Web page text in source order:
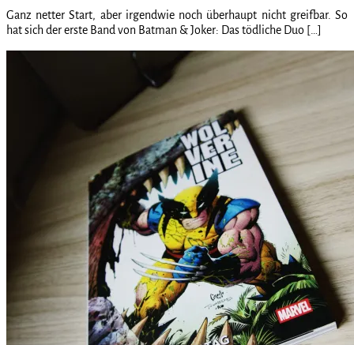
Ganz netter Start, aber irgendwie noch überhaupt nicht greifbar. So
hat sich der erste Band von Batman & Joker: Das tödliche Duo […]